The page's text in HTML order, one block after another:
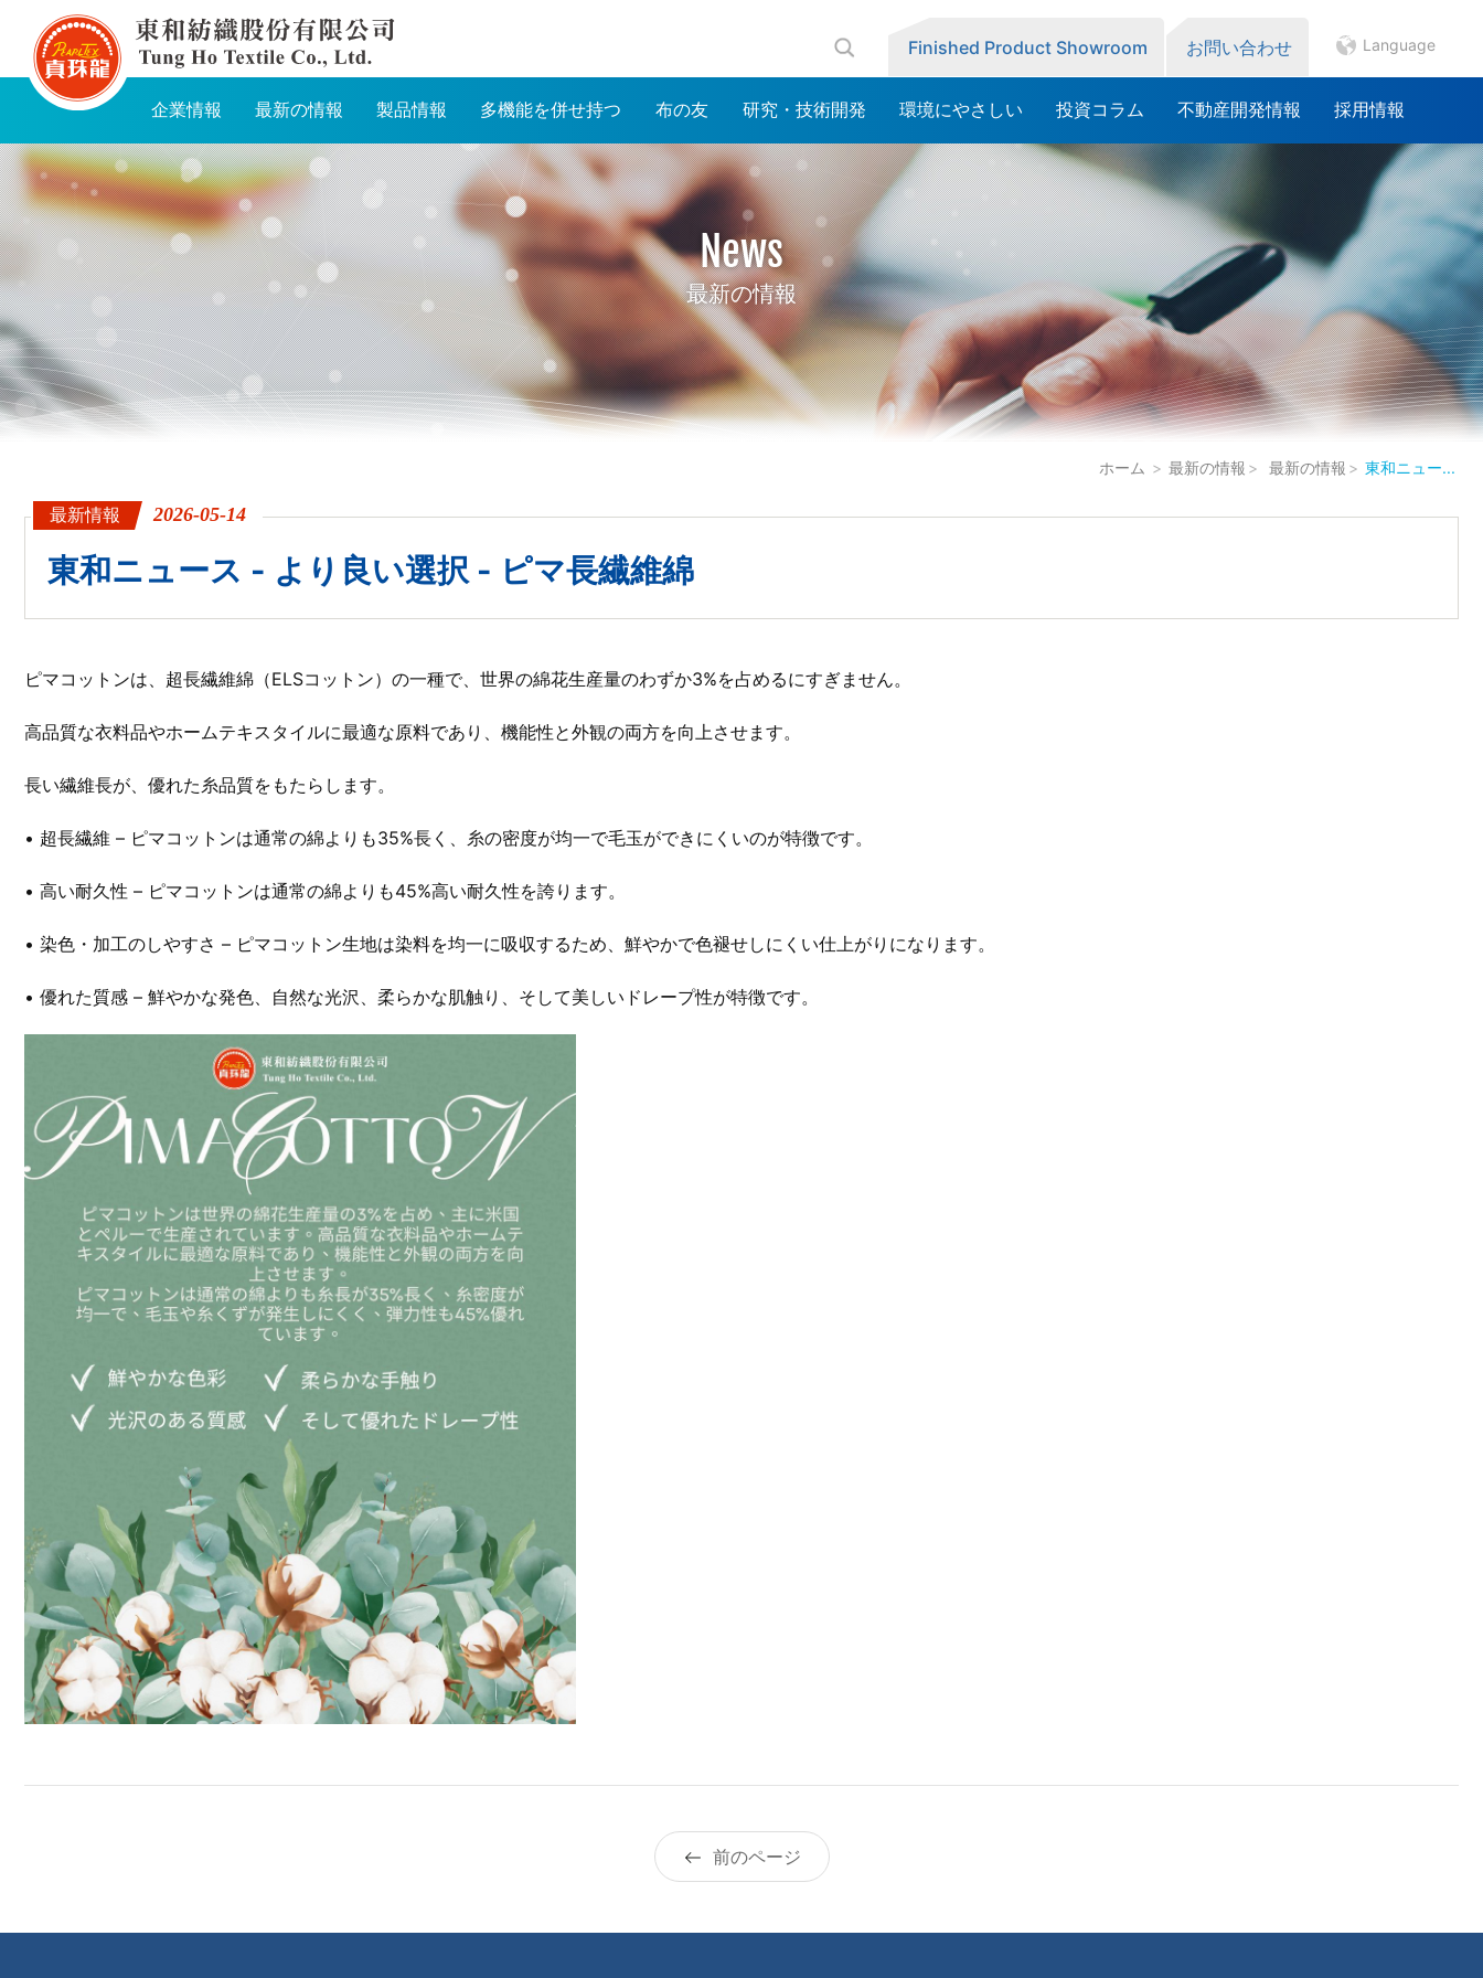
TUNG
HO
TEXTILE
CO.,
LTD.
Navigation
Finished Product Showroom お問い合わせ
企業情報 最新の情報 製品情報 多機能を併せ持つ 布の友 研究・技術開発 環境にやさしい 投資コラム 不動産開発情報 採用情報
Language
News
最新の情報
ホーム 最新の情報 最新の情報 東和ニュー...
最新情報 2026-05-14
東和ニュース - より良い選択 - ピマ長繊維綿
ピマコットンは、超長繊維綿（ELSコットン）の一種で、世界の綿花生産量のわずか3%を占めるにすぎません。
高品質な衣料品やホームテキスタイルに最適な原料であり、機能性と外観の両方を向上させます。
長い繊維長が、優れた糸品質をもたらします。
• 超長繊維 – ピマコットンは通常の綿よりも35%長く、糸の密度が均一で毛玉ができにくいのが特徴です。
• 高い耐久性 – ピマコットンは通常の綿よりも45%高い耐久性を誇ります。
• 染色・加工のしやすさ – ピマコットン生地は染料を均一に吸収するため、鮮やかで色褪せしにくい仕上がりになります。
• 優れた質感 – 鮮やかな発色、自然な光沢、柔らかな肌触り、そして美しいドレープ性が特徴です。
前のページ